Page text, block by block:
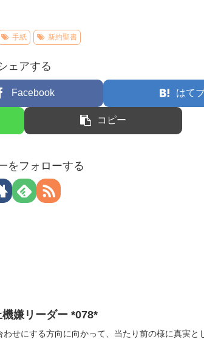
手紙 新約聖書
ェアする
Facebook はて
コピー
をフォローする
嫌リーダー *078*
せにする方向に向かって、当たり前の様に真実と